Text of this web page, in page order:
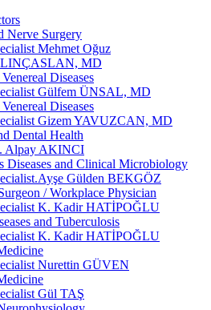
Nerve Surgery
Mehmet Oğuz
MD
Diseases
Gülfem ÜNSAL, MD
Diseases
Gizem YAVUZCAN, MD
Dental Health
Alpay AKINCI
Diseases and Clinical Microbiology
Gülden BEKGÖZ
/ Workplace Physician
K. Kadir HATİPOĞLU
and Tuberculosis
K. Kadir HATİPOĞLU
Nurettin GÜVEN
Gül TAŞ